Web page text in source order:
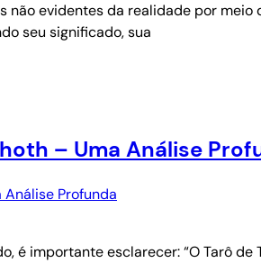
evidentes da realidade por
seu significado, sua
– Uma Análise
é importante esclarecer: “O Tarô